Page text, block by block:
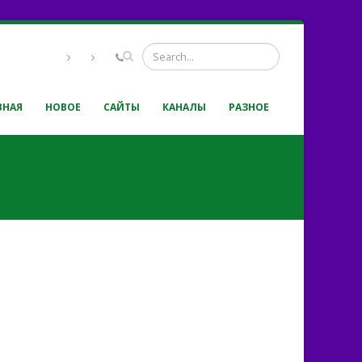
НОВОЕ САЙТЫ КАНАЛЫ РАЗНОЕ